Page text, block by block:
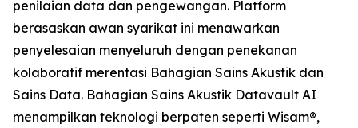
penilaian data dan pengewangan. Platform
berasaskan awan syarikat ini menawarkan
penyelesaian menyeluruh dengan penekanan
kolaboratif merentasi Bahagian Sains Akustik dan
Sains Data. Bahagian Sains Akustik Datavault AI
menampilkan teknologi berpaten seperti Wisam®,